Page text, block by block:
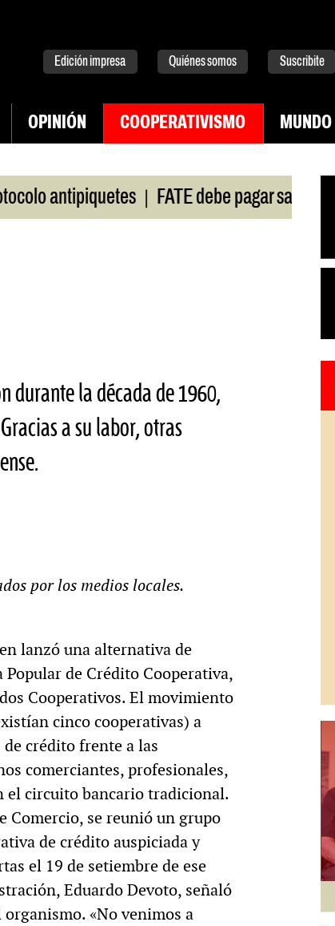
Edición impresa Quiénes somos Suscribite
OPINIÓN COOPERATIVISMO MUNDO
| FATE debe pagar salarios
durante la década de 1960,
a su labor, otras
por los medios locales.
lanzó una alternativa de
de Crédito Cooperativa,
Cooperativos. El movimiento
cinco cooperativas) a
crédito frente a las
comerciantes, profesionales,
el circuito bancario tradicional.
Comercio, se reunió un grupo
de crédito auspiciada y
el 19 de setiembre de ese
Eduardo Devoto, señaló
«No venimos a
MULTIMEDIA
Rocambole. Imágenes
paganas